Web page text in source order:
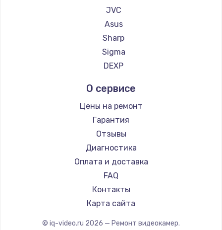
JVC
Asus
Sharp
Sigma
DEXP
О сервисе
Цены на ремонт
Гарантия
Отзывы
Диагностика
Оплата и доставка
FAQ
Контакты
Карта сайта
© iq-video.ru 2026 — Ремонт видеокамер.